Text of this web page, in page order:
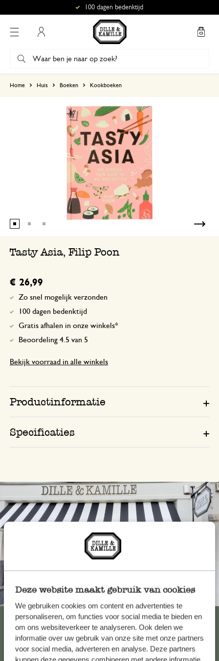
Deze website maakt gebruik van cookies
We gebruiken cookies om content en advertenties te
personaliseren, om functies voor social media te bieden en
om ons websiteverkeer te analyseren. Ook delen we
informatie over uw gebruik van onze site met onze partners
voor social media, adverteren en analyse. Deze partners
100 dagen bedenktijd
Home Huis Boeken Kookboeken
Tasty Asia, Filip Poon
€ 26,99
Zo snel mogelijk verzonden
100 dagen bedenktijd
Gratis afhalen in onze winkels*
Beoordeling 4.5 van 5
Bekijk voorraad in alle winkels
Productinformatie
Specificaties
Altijd in de buurt
Bekijk alle 62 winkels